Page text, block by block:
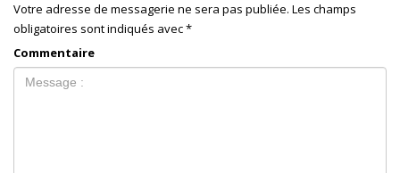
Votre adresse de messagerie ne sera pas publiée. Les champs
obligatoires sont indiqués avec*
Commentaire